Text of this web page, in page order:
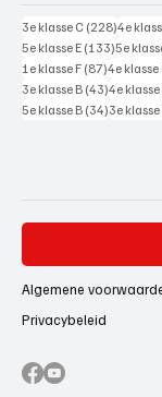
3e klasse C (228)228
4e
5e klasse E (133)133
5e
1e klasse F (87)87 posts
4e klasse
3e klasse B (43)43 posts
4e klasse
5e klasse B (34)34 posts
3e klasse
Algemene
Privacybeleid